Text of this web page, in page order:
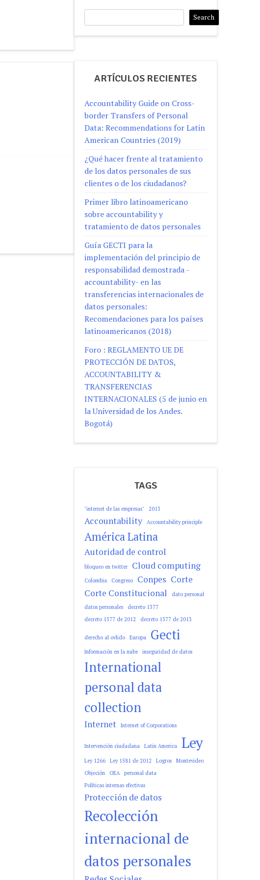
Search
ARTÍCULOS RECIENTES
Accountability Guide on Cross-
border Transfers of Personal
Data: Recommendations for Latin
American Countries (2019)
¿Qué hacer frente al tratamiento
de los datos personales de sus
clientes o de los ciudadanos?
Primer libro latinoamericano
sobre accountability y
tratamiento de datos personales
Guía GECTI para la
implementación del principio de
responsabilidad demostrada -
accountability- en las
transferencias internacionales de
datos personales:
Recomendaciones para los países
latinoamericanos (2018)
Foro : REGLAMENTO UE DE
PROTECCIÓN DE DATOS,
ACCOUNTABILITY &
TRANSFERENCIAS
INTERNACIONALES (5 de junio en
la Universidad de los Andes.
Bogotá)
TAGS
"internet de las empresas" 2013
Accountability Accountability principle
América Latina
Autoridad de control
bloqueo en twitter Cloud computing
Colombia Congreso Conpes Corte
Corte Constitucional
dato personal
datos personales
decreto 1377
decreto 1377 de 2012
decreto 1377 de 2013
derecho al ovlido Europa Gecti
Información en la nube inseguridad de datos
International
personal data
collection
Internet Internet of Corporations
Intervención ciudadana Latin America Ley
Ley 1266 Ley 1581 de 2012 Logros
Montevideo
Objeción
OEA
personal data
Políticas internas efectivas
Protección de datos
Recolección
internacional de
datos personales